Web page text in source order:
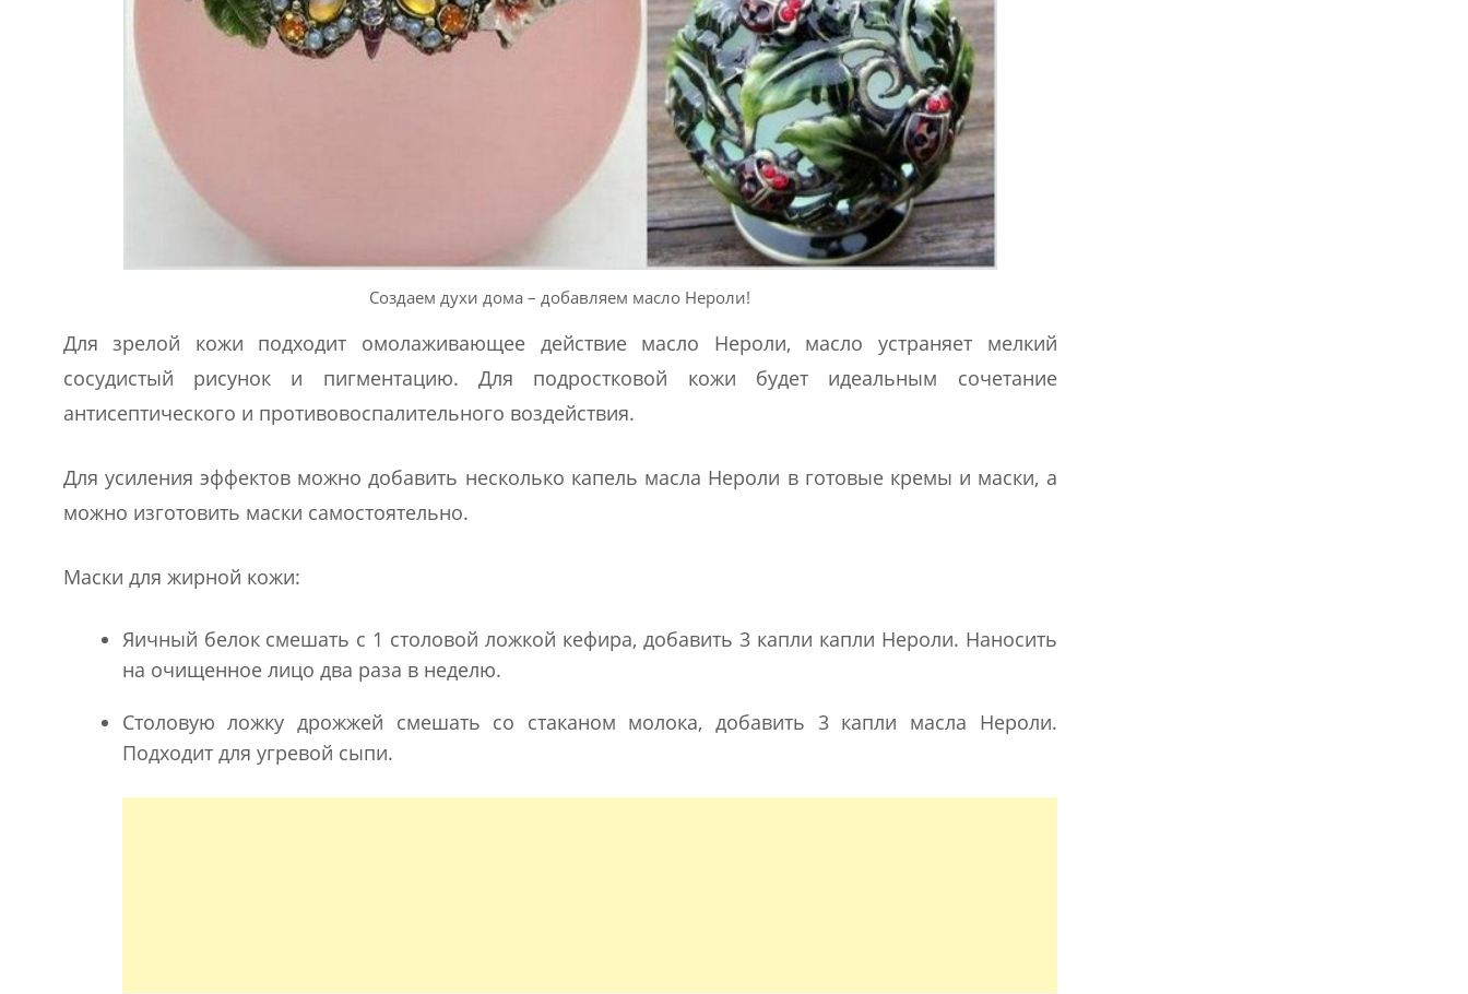
Создаем духи дома – добавляем масло Нероли!
Для зрелой кожи подходит омолаживающее действие масло Нероли, масло устраняет мелкий
сосудистый рисунок и пигментацию. Для подростковой кожи будет идеальным сочетание
антисептического и противовоспалительного воздействия.
Для усиления эффектов можно добавить несколько капель масла Нероли в готовые кремы и маски, а
можно изготовить маски самостоятельно.
Маски для жирной кожи:
Яичный белок смешать с 1 столовой ложкой кефира, добавить 3 капли капли Нероли. Наносить
на очищенное лицо два раза в неделю.
Столовую ложку дрожжей смешать со стаканом молока, добавить 3 капли масла Нероли.
Подходит для угревой сыпи.